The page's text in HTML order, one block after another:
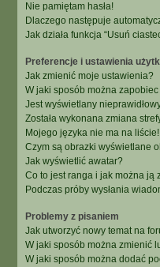
Nie pamiętam hasła!
Dlaczego następuje
Jak działa funkcja “Usuń
Preferencje i ustawienia
Jak zmienić moje ustawienia?
W jaki sposób można
Jest wyświetlany
Została wykonana zmiana
Mojego języka nie ma na liście!
Czym są obrazki wyświetlane
Jak wyświetlić awatar?
Co to jest ranga i jak można ją
Podczas próby wysłania
Problemy z pisaniem
Jak utworzyć nowy temat na
W jaki sposób można zmienić
W jaki sposób można dodać